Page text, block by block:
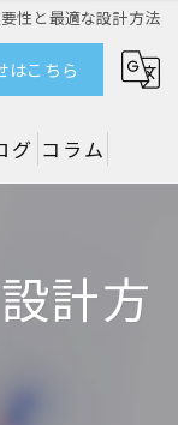
性と最適な設計方法
はこちら
グ コラム
計方